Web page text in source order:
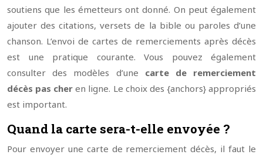
soutiens que les émetteurs ont donné. On peut également
ajouter des citations, versets de la bible ou paroles d’une
chanson. L’envoi de cartes de remerciements après décès
est une pratique courante. Vous pouvez également
consulter des modèles d’une carte de remerciement
décès pas cher en ligne. Le choix des {anchors} appropriés
est important.
Quand la carte sera-t-elle envoyée ?
Pour envoyer une carte de remerciement décès, il faut le